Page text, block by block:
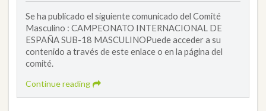
Se ha publicado el siguiente comunicado del Comité
Masculino : CAMPEONATO INTERNACIONAL DE
ESPAÑA SUB-18 MASCULINOPuede acceder a su
contenido a través de este enlace o en la página del
comité.
Continue reading